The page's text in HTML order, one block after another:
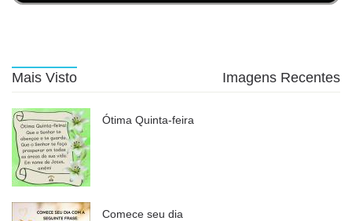
Mais Visto Imagens Recentes
Ótima Quinta-feira
Comece seu dia